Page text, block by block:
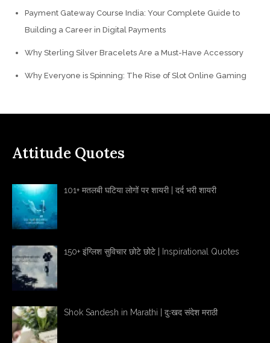
Payment Gateway Course India: Your Complete Guide to
Building a Career in Digital Payments
Why Sterling Silver Bracelets Are a Must-Have Accessory
Why Everyone is Spinning: The Rise of Slot Online Gaming
Attitude Quotes
101+ मतलबी घटिया लोगों पर शायरी | दर्द भरी शायरी
150+ इंग्लिश सुविचार छोटे छोटे | Inspirational Quotes
Shok Sandesh in Marathi | दुःखद संदेश मराठी